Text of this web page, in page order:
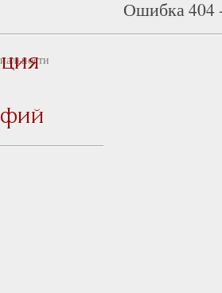
Ошибка 404